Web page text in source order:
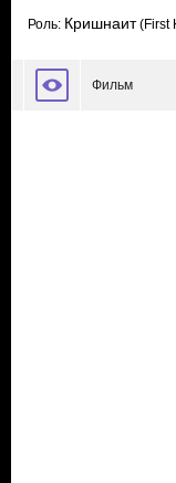
Роль: Кришнаит(First
Фильм